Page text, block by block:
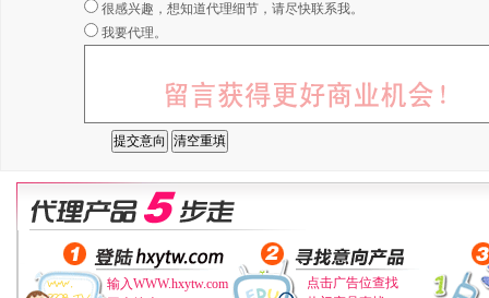
很感兴趣，想知道代理细节，请尽快联系我。
我要代理。
输入WWW.hxytw.com
点击广告位查找